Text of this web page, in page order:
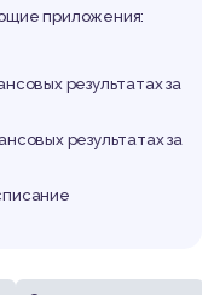
приложения:
результатах за
результатах за